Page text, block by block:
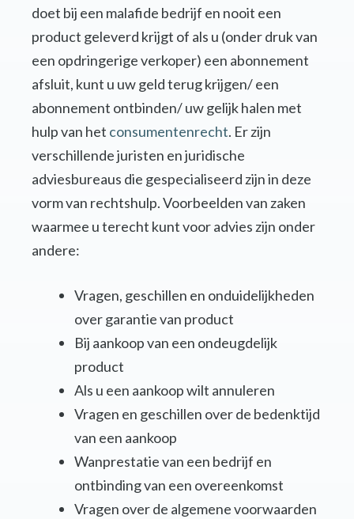
doet bij een malafide bedrijf en nooit een
product geleverd krijgt of als u (onder druk van
een opdringerige verkoper) een abonnement
afsluit, kunt u uw geld terug krijgen/ een
abonnement ontbinden/ uw gelijk halen met
hulp van het consumentenrecht. Er zijn
verschillende juristen en juridische
adviesbureaus die gespecialiseerd zijn in deze
vorm van rechtshulp. Voorbeelden van zaken
waarmee u terecht kunt voor advies zijn onder
andere:
Vragen, geschillen en onduidelijkheden
over garantie van product
Bij aankoop van een ondeugdelijk
product
Als u een aankoop wilt annuleren
Vragen en geschillen over de bedenktijd
van een aankoop
Wanprestatie van een bedrijf en
ontbinding van een overeenkomst
Vragen over de algemene voorwaarden